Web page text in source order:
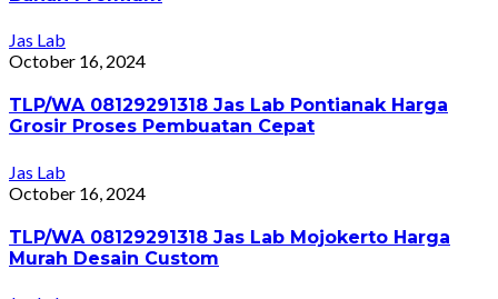
Jas Lab
October 16, 2024
TLP/WA 08129291318 Jas Lab Pontianak Harga
Grosir Proses Pembuatan Cepat
Jas Lab
October 16, 2024
TLP/WA 08129291318 Jas Lab Mojokerto Harga
Murah Desain Custom